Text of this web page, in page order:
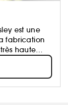
est une
fabrication
haute